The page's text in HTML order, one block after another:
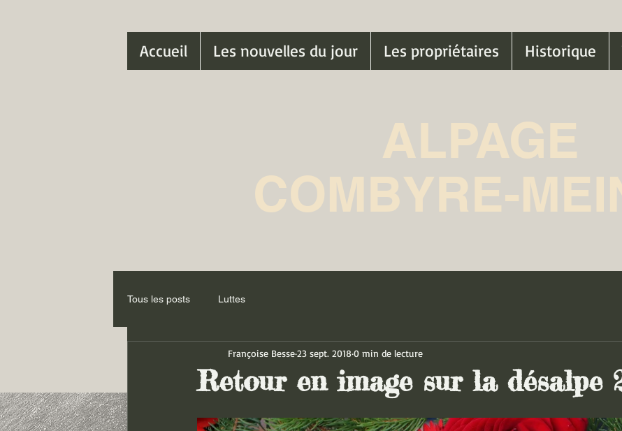
Accueil Les nouvelles du jour Les propriétaires Historique
ALPAGE
COMBYRE-
Tous les posts Luttes
Retour en image sur la désalpe
Françoise Besse23 sept. 2018 0 min de lecture